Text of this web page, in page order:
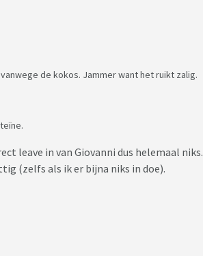
de kokos. Jammer want het ruikt zalig.
leave in van Giovanni dus helemaal niks.
(zelfs als ik er bijna niks in doe).